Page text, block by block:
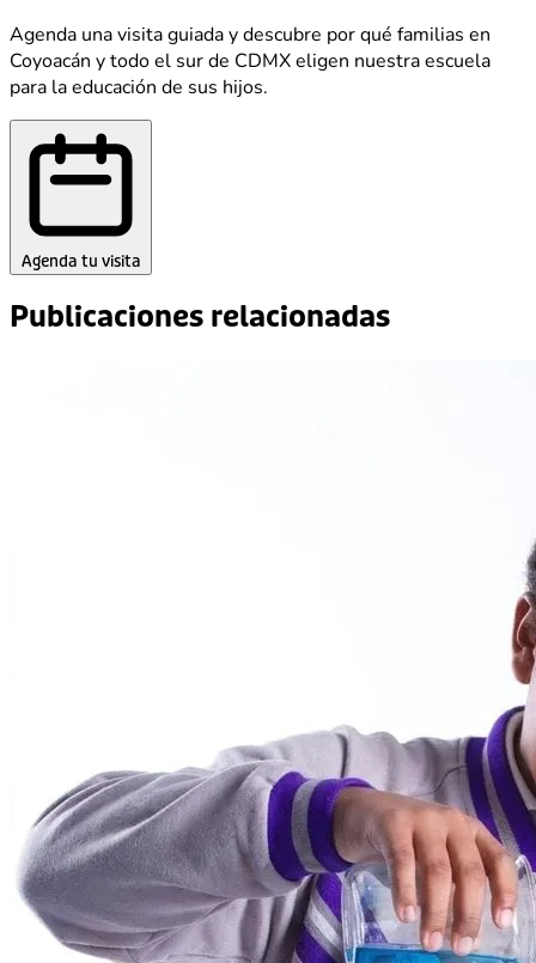
Agenda una visita guiada y descubre por qué familias en
Coyoacán y todo el sur de CDMX eligen nuestra escuela
para la educación de sus hijos.
Agenda tu visita
Publicaciones relacionadas